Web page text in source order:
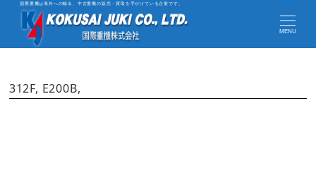
国際重機は海外への輸出、中古重機の販売・買取を手がけている企業です。
MENU
312F, E200B,